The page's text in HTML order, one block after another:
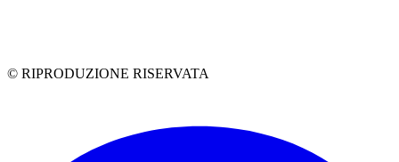
© RIPRODUZIONE RISERVATA